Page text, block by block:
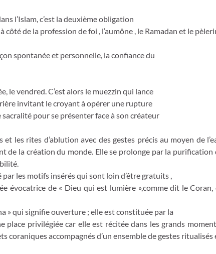
l’Islam, c’est la deuxième obligation
de la profession de foi , l’aumône , le Ramadan et le
spontanée et personnelle, la confiance du
le vendred. C’est alors le muezzin qui lance
invitant le croyant à opérer une rupture
pour se présenter face à son créateur
les rites d’ablution avec des gestes précis au moyen de
de la création du monde. Elle se prolonge par la
les motifs insérés qui sont loin d’être gratuits ,
évocatrice de « Dieu qui est lumière »,comme dit le
» qui signifie ouverture ; elle est constituée par la
place privilégiée car elle est récitée dans les grands
coraniques accompagnés d’un ensemble de gestes